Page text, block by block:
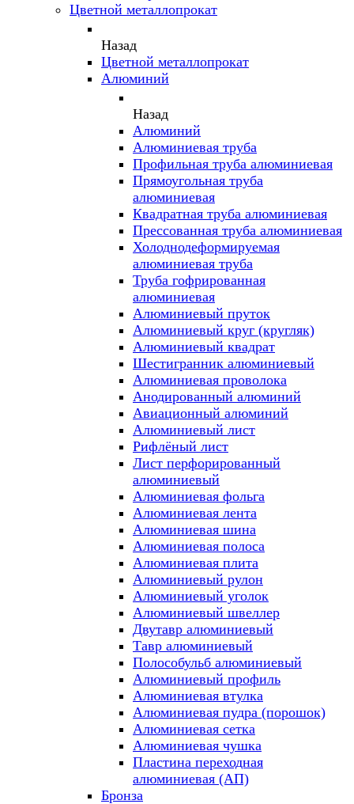
Цветной металлопрокат
Назад
Цветной металлопрокат
Алюминий
Назад
Алюминий
Алюминиевая труба
Профильная труба алюминиевая
Прямоугольная труба
алюминиевая
Квадратная труба алюминиевая
Прессованная труба алюминиевая
Холоднодеформируемая
алюминиевая труба
Труба гофрированная
алюминиевая
Алюминиевый пруток
Алюминиевый круг (кругляк)
Алюминиевый квадрат
Шестигранник алюминиевый
Алюминиевая проволока
Анодированный алюминий
Авиационный алюминий
Алюминиевый лист
Рифлёный лист
Лист перфорированный
алюминиевый
Алюминиевая фольга
Алюминиевая лента
Алюминиевая шина
Алюминиевая полоса
Алюминиевая плита
Алюминиевый рулон
Алюминиевый уголок
Алюминиевый швеллер
Двутавр алюминиевый
Тавр алюминиевый
Полособульб алюминиевый
Алюминиевый профиль
Алюминиевая втулка
Алюминиевая пудра (порошок)
Алюминиевая сетка
Алюминиевая чушка
Пластина переходная
алюминиевая (АП)
Бронза